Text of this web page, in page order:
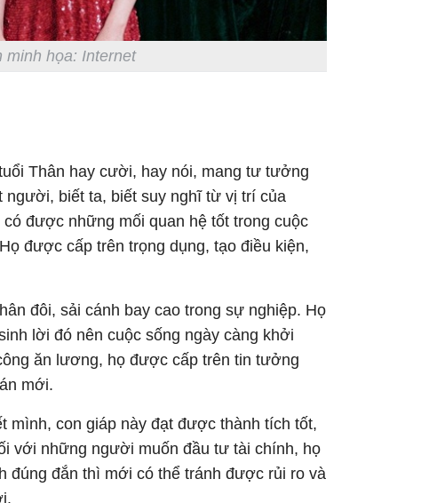
minh họa: Internet
Thân hay cười, hay nói, mang tư tưởng
biết ta, biết suy nghĩ từ vị trí của
được những mối quan hệ tốt trong cuộc
được cấp trên trọng dụng, tạo điều kiện,
đôi, sải cánh bay cao trong sự nghiệp. Họ
lời đó nên cuộc sống ngày càng khởi
ăn lương, họ được cấp trên tin tưởng
mới.
mình, con giáp này đạt được thành tích tốt,
với những người muốn đầu tư tài chính, họ
đúng đắn thì mới có thể tránh được rủi ro và